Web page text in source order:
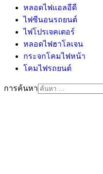
หลอดไฟแอลอีดี
ไฟซีนอนรถยนต์
ไฟโปรเจคเตอร์
หลอดไฟฮาโลเจน
กระจกโคมไฟหน้า
โคมไฟรถยนต์
การค้นหา